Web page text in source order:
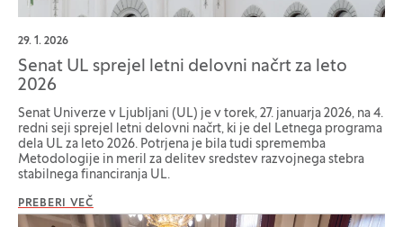
29. 1. 2026
Senat UL sprejel letni delovni načrt za leto
2026
Senat Univerze v Ljubljani (UL) je v torek, 27. januarja 2026, na 4.
redni seji sprejel letni delovni načrt, ki je del Letnega programa
dela UL za leto 2026. Potrjena je bila tudi sprememba
Metodologije in meril za delitev sredstev razvojnega stebra
stabilnega financiranja UL.
PREBERI VEČ